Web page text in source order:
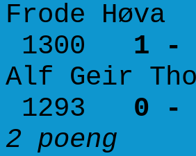
Frode
1300 1 -
Alf Geir
1293 0 -
2